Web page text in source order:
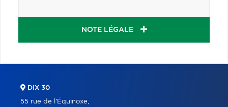
NOTE LÉGALE
DIX 30
55 rue de l'Équinoxe,